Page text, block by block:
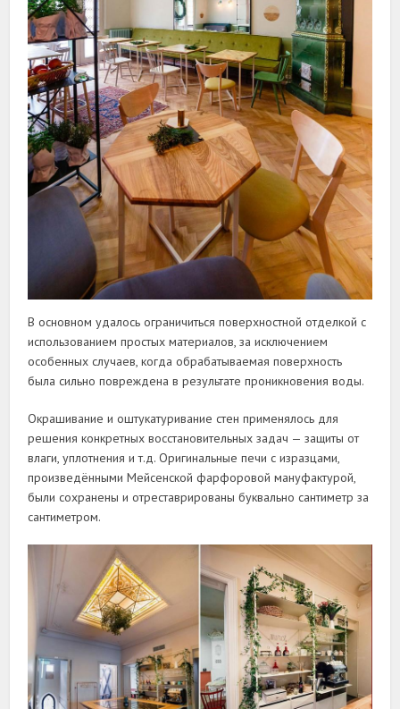
В основном удалось ограничиться поверхностной отделкой с
использованием простых материалов, за исключением
особенных случаев, когда обрабатываемая поверхность
была сильно повреждена в результате проникновения воды.
Окрашивание и оштукатуривание стен применялось для
решения конкретных восстановительных задач — защиты от
влаги, уплотнения и т.д. Оригинальные печи с изразцами,
произведёнными Мейсенской фарфоровой мануфактурой,
были сохранены и отреставрированы буквально сантиметр за
сантиметром.